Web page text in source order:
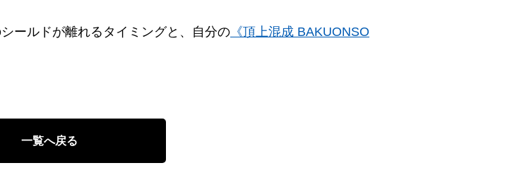
ールドが離れるタイミングと、自分の 《頂上混成 BAKUONSO
一覧へ戻る